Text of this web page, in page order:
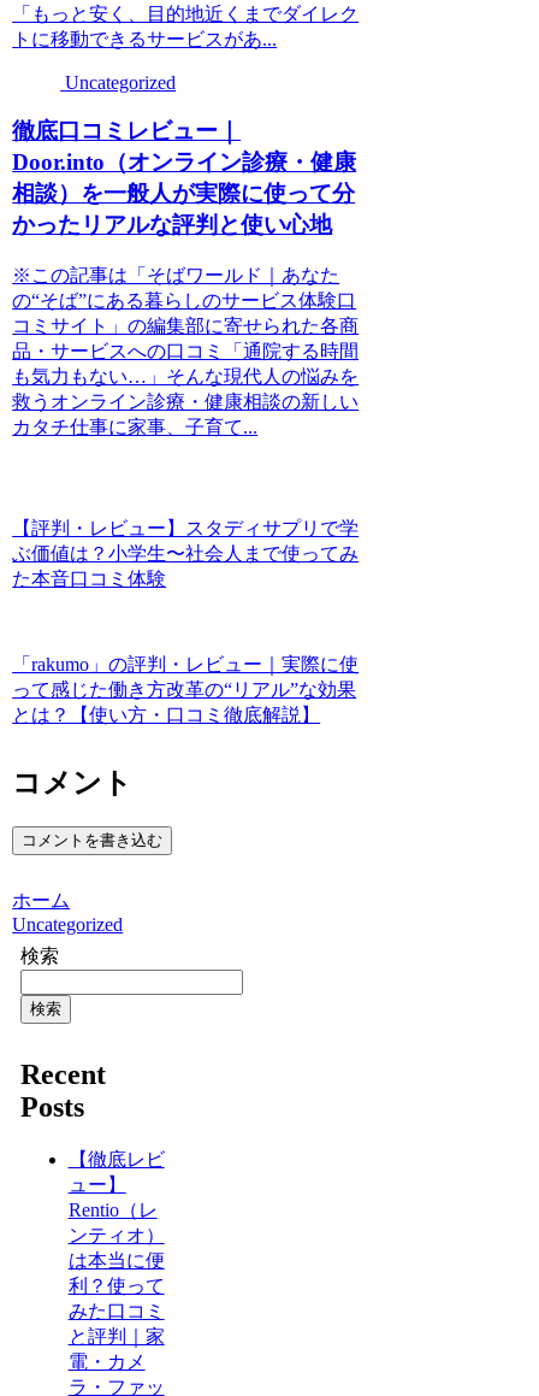
「もっと安く、目的地近くまでダイレク
トに移動できるサービスがあ...
Uncategorized
徹底口コミレビュー｜
Door.into（オンライン診療・健康
相談）を一般人が実際に使って分
かったリアルな評判と使い心地
※この記事は「そばワールド｜あなた
の“そば”にある暮らしのサービス体験口
コミサイト」の編集部に寄せられた各商
品・サービスへの口コミ「通院する時間
も気力もない…」そんな現代人の悩みを
救うオンライン診療・健康相談の新しい
カタチ仕事に家事、子育て...
【評判・レビュー】スタディサプリで学
ぶ価値は？小学生〜社会人まで使ってみ
た本音口コミ体験
「rakumo」の評判・レビュー｜実際に使
って感じた働き方改革の“リアル”な効果
とは？【使い方・口コミ徹底解説】
コメント
コメントを書き込む
ホーム
Uncategorized
検索
検索
Recent
Posts
【徹底レビ
ュー】
Rentio（レ
ンティオ）
は本当に便
利？使って
みた口コミ
と評判｜家
電・カメ
ラ・ファッ